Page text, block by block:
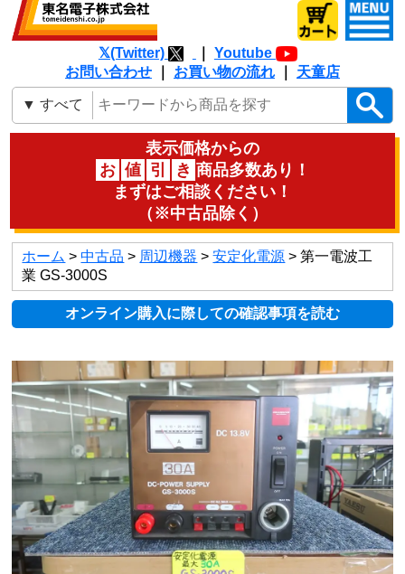
𝕏(Twitter)
Youtube
お問い合わせ｜ お買い物の流れ｜ 天童店
表示価格からの
お 値 引 き 商品多数あり！
まずはご相談ください！
（※中古品除く）
ホーム >中古品 > 周辺機器 >安定化電源 > 第一電波工
業 GS-3000S
オンライン購入に際しての確認事項を読む